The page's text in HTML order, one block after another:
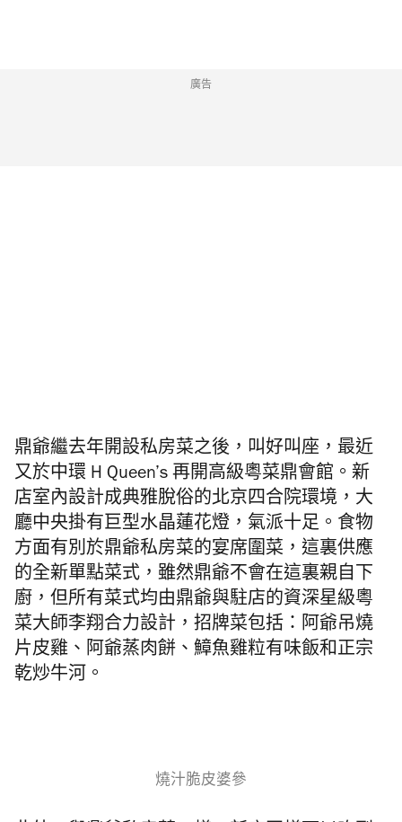
廣告
鼎爺繼去年開設私房菜之後，叫好叫座，最近
又於中環 H Queen’s 再開高級粵菜鼎會 館。新
店室內設計成典雅脫俗的北京四合院環境，大
廳中央掛有巨型水晶蓮花燈，氣派十足。食物
方面有別於鼎爺私房菜的宴席圍菜，這裏供應
的全新單點菜式，雖然鼎爺不會在這裏親自下
廚，但所有菜式均由鼎爺與駐店的資深星級粵
菜大師李翔合力設計，招牌菜包括：阿爺吊燒
片皮雞、阿爺蒸肉餅、鱆魚雞粒有味飯和正宗
乾炒牛河。
燒汁脆皮婆參